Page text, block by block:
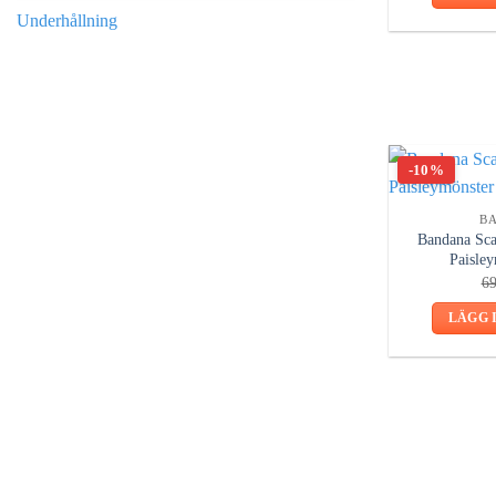
Underhållning
-10%
Bandana
69
LÄGG